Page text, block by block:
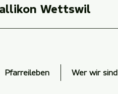
Wettswil
Pfarreileben Wer wir sind